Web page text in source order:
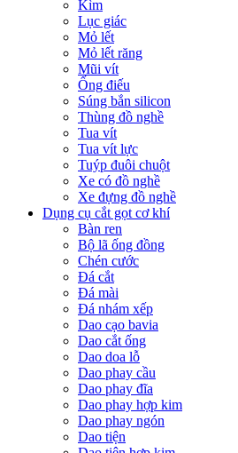
Kìm
Lục giác
Mỏ lết
Mỏ lết răng
Mũi vít
Ống điếu
Súng bắn silicon
Thùng đồ nghề
Tua vít
Tua vít lực
Tuýp đuôi chuột
Xe có đồ nghề
Xe đựng đồ nghề
Dụng cụ cắt gọt cơ khí
Bàn ren
Bộ lã ống đồng
Chén cước
Đá cắt
Đá mài
Đá nhám xếp
Dao cạo bavia
Dao cắt ống
Dao doa lỗ
Dao phay cầu
Dao phay đĩa
Dao phay hợp kim
Dao phay ngón
Dao tiện